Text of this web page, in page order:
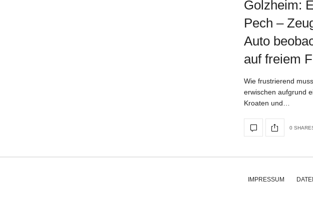
Golzheim:
Pech –
Auto
auf freiem
Wie frustrierend
erwischen aufgrund
Kroaten und…
0
IMPRESSUM